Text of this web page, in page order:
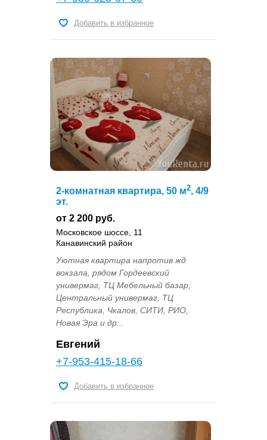
Добавить в избранное
2-комнатная квартира, 50 м2, 4/9
эт.
от 2 200 руб.
Московское шоссе, 11
Канавинский район
Уютная квартира напротив жд
вокзала, рядом Гордеевский
универмаг, ТЦ Мебельный базар,
Центральный универмаг, ТЦ
Республика, Чкалов, СИТИ, РИО,
Новая Эра и др...
Евгений
+7-953-415-18-66
Добавить в избранное